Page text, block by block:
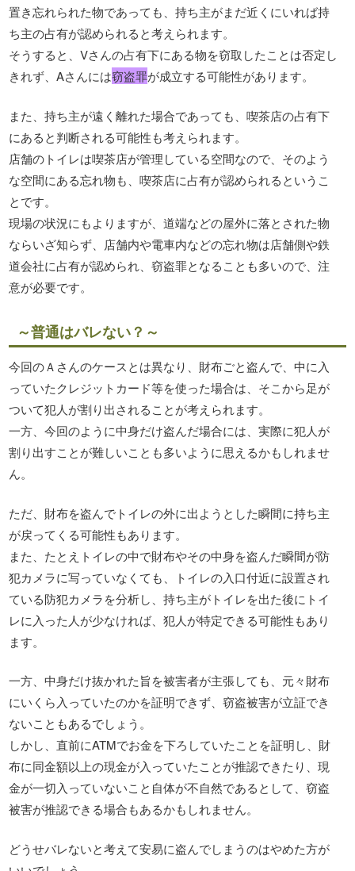
置き忘れられた物であっても、持ち主がまだ近くにいれば持
ち主の占有が認められると考えられます。
そうすると、Vさんの占有下にある物を窃取したことは否定し
きれず、Aさんには窃盗罪が成立する可能性があります。
また、持ち主が遠く離れた場合であっても、喫茶店の占有下
にあると判断される可能性も考えられます。
店舗のトイレは喫茶店が管理している空間なので、そのよう
な空間にある忘れ物も、喫茶店に占有が認められるというこ
とです。
現場の状況にもよりますが、道端などの屋外に落とされた物
ならいざ知らず、店舗内や電車内などの忘れ物は店舗側や鉄
道会社に占有が認められ、窃盗罪となることも多いので、注
意が必要です。
～普通はバレない？～
今回のＡさんのケースとは異なり、財布ごと盗んで、中に入
っていたクレジットカード等を使った場合は、そこから足が
ついて犯人が割り出されることが考えられます。
一方、今回のように中身だけ盗んだ場合には、実際に犯人が
割り出すことが難しいことも多いように思えるかもしれませ
ん。
ただ、財布を盗んでトイレの外に出ようとした瞬間に持ち主
が戻ってくる可能性もあります。
また、たとえトイレの中で財布やその中身を盗んだ瞬間が防
犯カメラに写っていなくても、トイレの入口付近に設置され
ている防犯カメラを分析し、持ち主がトイレを出た後にトイ
レに入った人が少なければ、犯人が特定できる可能性もあり
ます。
一方、中身だけ抜かれた旨を被害者が主張しても、元々財布
にいくら入っていたのかを証明できず、窃盗被害が立証でき
ないこともあるでしょう。
しかし、直前にATMでお金を下ろしていたことを証明し、財
布に同金額以上の現金が入っていたことが推認できたり、現
金が一切入っていないこと自体が不自然であるとして、窃盗
被害が推認できる場合もあるかもしれません。
どうせバレないと考えて安易に盗んでしまうのはやめた方が